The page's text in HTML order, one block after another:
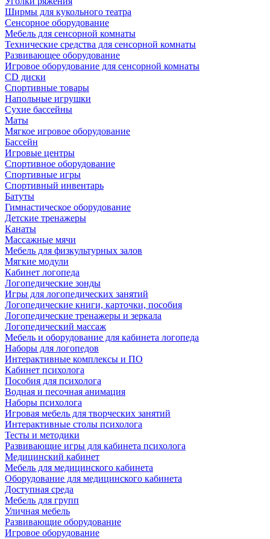
Ширмы для кукольного театра
Сенсорное оборудование
Мебель для сенсорной комнаты
Технические средства для сенсорной комнаты
Развивающее оборудование
Игровое оборудование для сенсорной комнаты
CD диски
Спортивные товары
Напольные игрушки
Сухие бассейны
Маты
Мягкое игровое оборудование
Бассейн
Игровые центры
Спортивное оборудование
Спортивные игры
Спортивный инвентарь
Батуты
Гимнастическое оборудование
Детские тренажеры
Канаты
Массажные мячи
Мебель для физкультурных залов
Мягкие модули
Кабинет логопеда
Логопедические зонды
Игры для логопедических занятий
Логопедические книги, карточки, пособия
Логопедические тренажеры и зеркала
Логопедический массаж
Мебель и оборудование для кабинета логопеда
Наборы для логопедов
Интерактивные комплексы и ПО
Кабинет психолога
Пособия для психолога
Водная и песочная анимация
Наборы психолога
Игровая мебель для творческих занятий
Интерактивные столы психолога
Тесты и методики
Развивающие игры для кабинета психолога
Медицинский кабинет
Мебель для медицинского кабинета
Оборудование для медицинского кабинета
Доступная среда
Мебель для групп
Уличная мебель
Развивающие оборудование
Игровое оборудование